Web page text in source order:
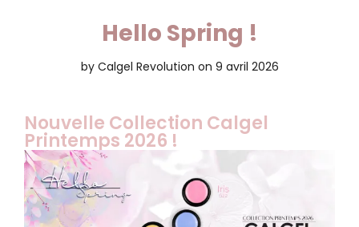
Hello Spring !
by Calgel Revolution on 9 avril 2026
Nouvelle Collection Calgel
Printemps 2026 !